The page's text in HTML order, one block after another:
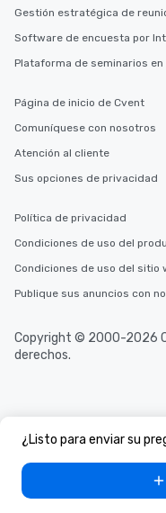
¿Listo para enviar su
Gestión estratégica de
Software de encuesta por
Plataforma de seminarios en
Página de inicio de Cvent
Comuníquese con nosotros
Atención al cliente
Sus opciones de privacidad
Política de privacidad
Condiciones de uso del
Condiciones de uso del sitio
Publique sus anuncios con
Copyright © 2000-2026
derechos.